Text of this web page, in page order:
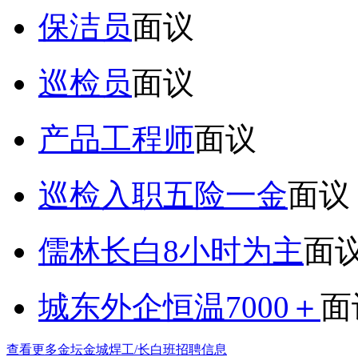
保洁员面议
巡检员面议
产品工程师面议
巡检入职五险一金面议
儒林长白8小时为主面
城东外企恒温7000＋
查看更多金坛金城焊工/长白班招聘信息